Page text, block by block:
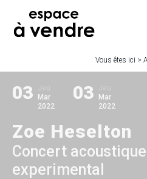
Vous êtes ici >
03
Mar
2022
03
Mar
2022
Zoe Heselton
Concert
experimental